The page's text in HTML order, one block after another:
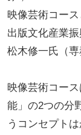
映像芸術コー
出版文化産業
松木修一氏（専
映像芸術コー
能」の2つの分
うコンセプト